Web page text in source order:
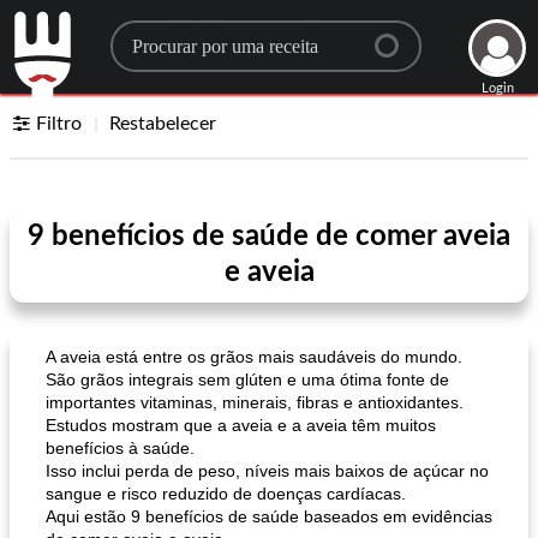
Search for a recipe
Login
Filtro Restabelecer
9 benefícios de saúde de comer aveia
e aveia
A aveia está entre os grãos mais saudáveis ​​do mundo.
São grãos integrais sem glúten e uma ótima fonte de
importantes vitaminas, minerais, fibras e antioxidantes.
Estudos mostram que a aveia e a aveia têm muitos
benefícios à saúde.
Isso inclui perda de peso, níveis mais baixos de açúcar no
sangue e risco reduzido de doenças cardíacas.
Aqui estão 9 benefícios de saúde baseados em evidências